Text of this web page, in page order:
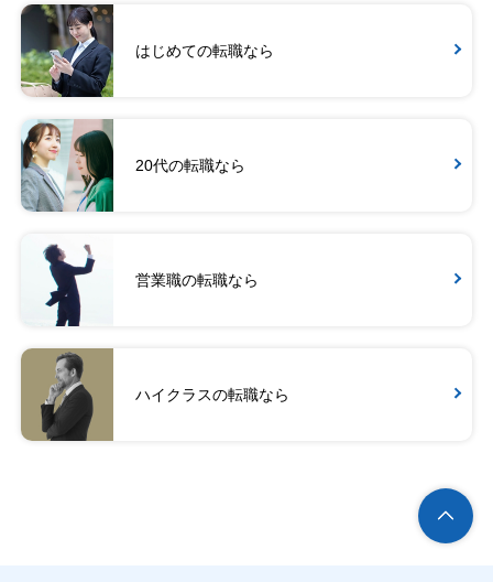
はじめての転職なら
20代の転職なら
営業職の転職なら
ハイクラスの転職なら